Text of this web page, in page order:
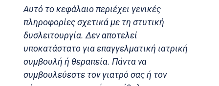
Αυτό το κεφάλαιο περιέχει γενικές
πληροφορίες σχετικά με τη στυτική
δυσλειτουργία. Δεν αποτελεί
υποκατάστατο για επαγγελματική ιατρική
συμβουλή ή θεραπεία. Πάντα να
συμβουλεύεστε τον γιατρό σας ή τον